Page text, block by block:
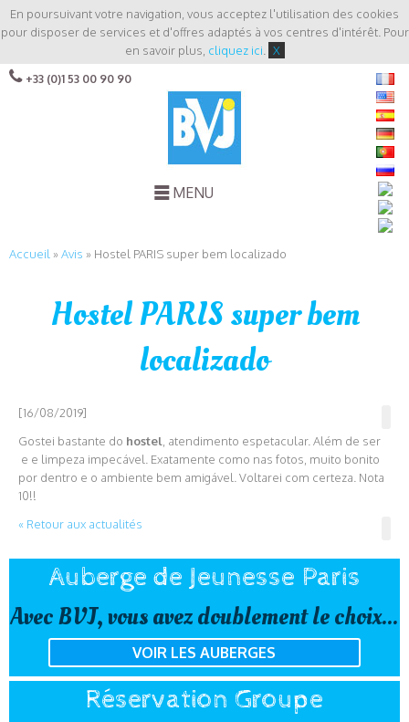
En poursuivant votre navigation, vous acceptez l'utilisation des cookies
pour disposer de services et d'offres adaptés à vos centres d'intérêt. Pour
en savoir plus, cliquez ici X
+33 (0)1 53 00 90 90
MENU
Accueil »Avis » Hostel PARIS super bem localizado
Hostel PARIS super bem
localizado
[16/08/2019]
Gostei bastante do hostel, atendimento espetacular. Além de ser
e e limpeza impecável. Exatamente como nas fotos, muito bonito
por dentro e o ambiente bem amigável. Voltarei com certeza. Nota
10!!
« Retour aux actualités
Auberge de Jeunesse Paris
Avec BVJ, vous avez doublement le choix...
VOIR LES AUBERGES
Réservation Groupe